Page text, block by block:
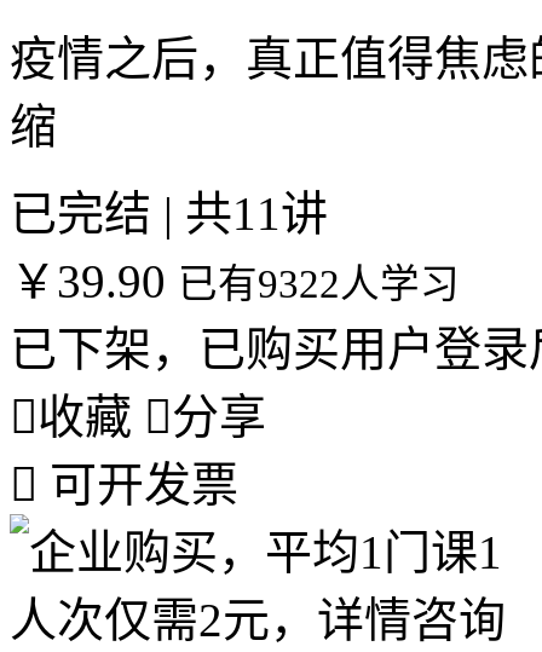
疫情之后，真正值得焦
缩
已完结 | 共11讲
￥39.90 已有9322人学习
已下架，已购买用户登
收藏 分享
 可开发票